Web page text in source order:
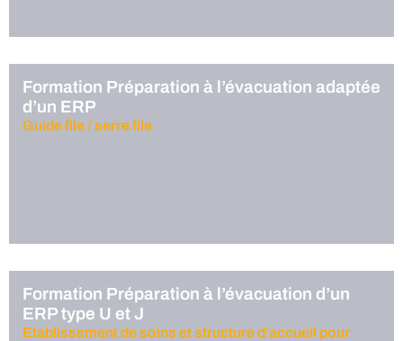
Formation Préparation à l’évacuation adaptée
d’un ERP
Guide file / serre file
Formation Préparation à l’évacuation d’un
ERP type U et J
Etablissement de soins et structure d’accueil pour